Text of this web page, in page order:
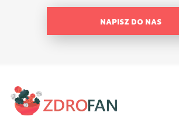
NAPISZ DO NAS